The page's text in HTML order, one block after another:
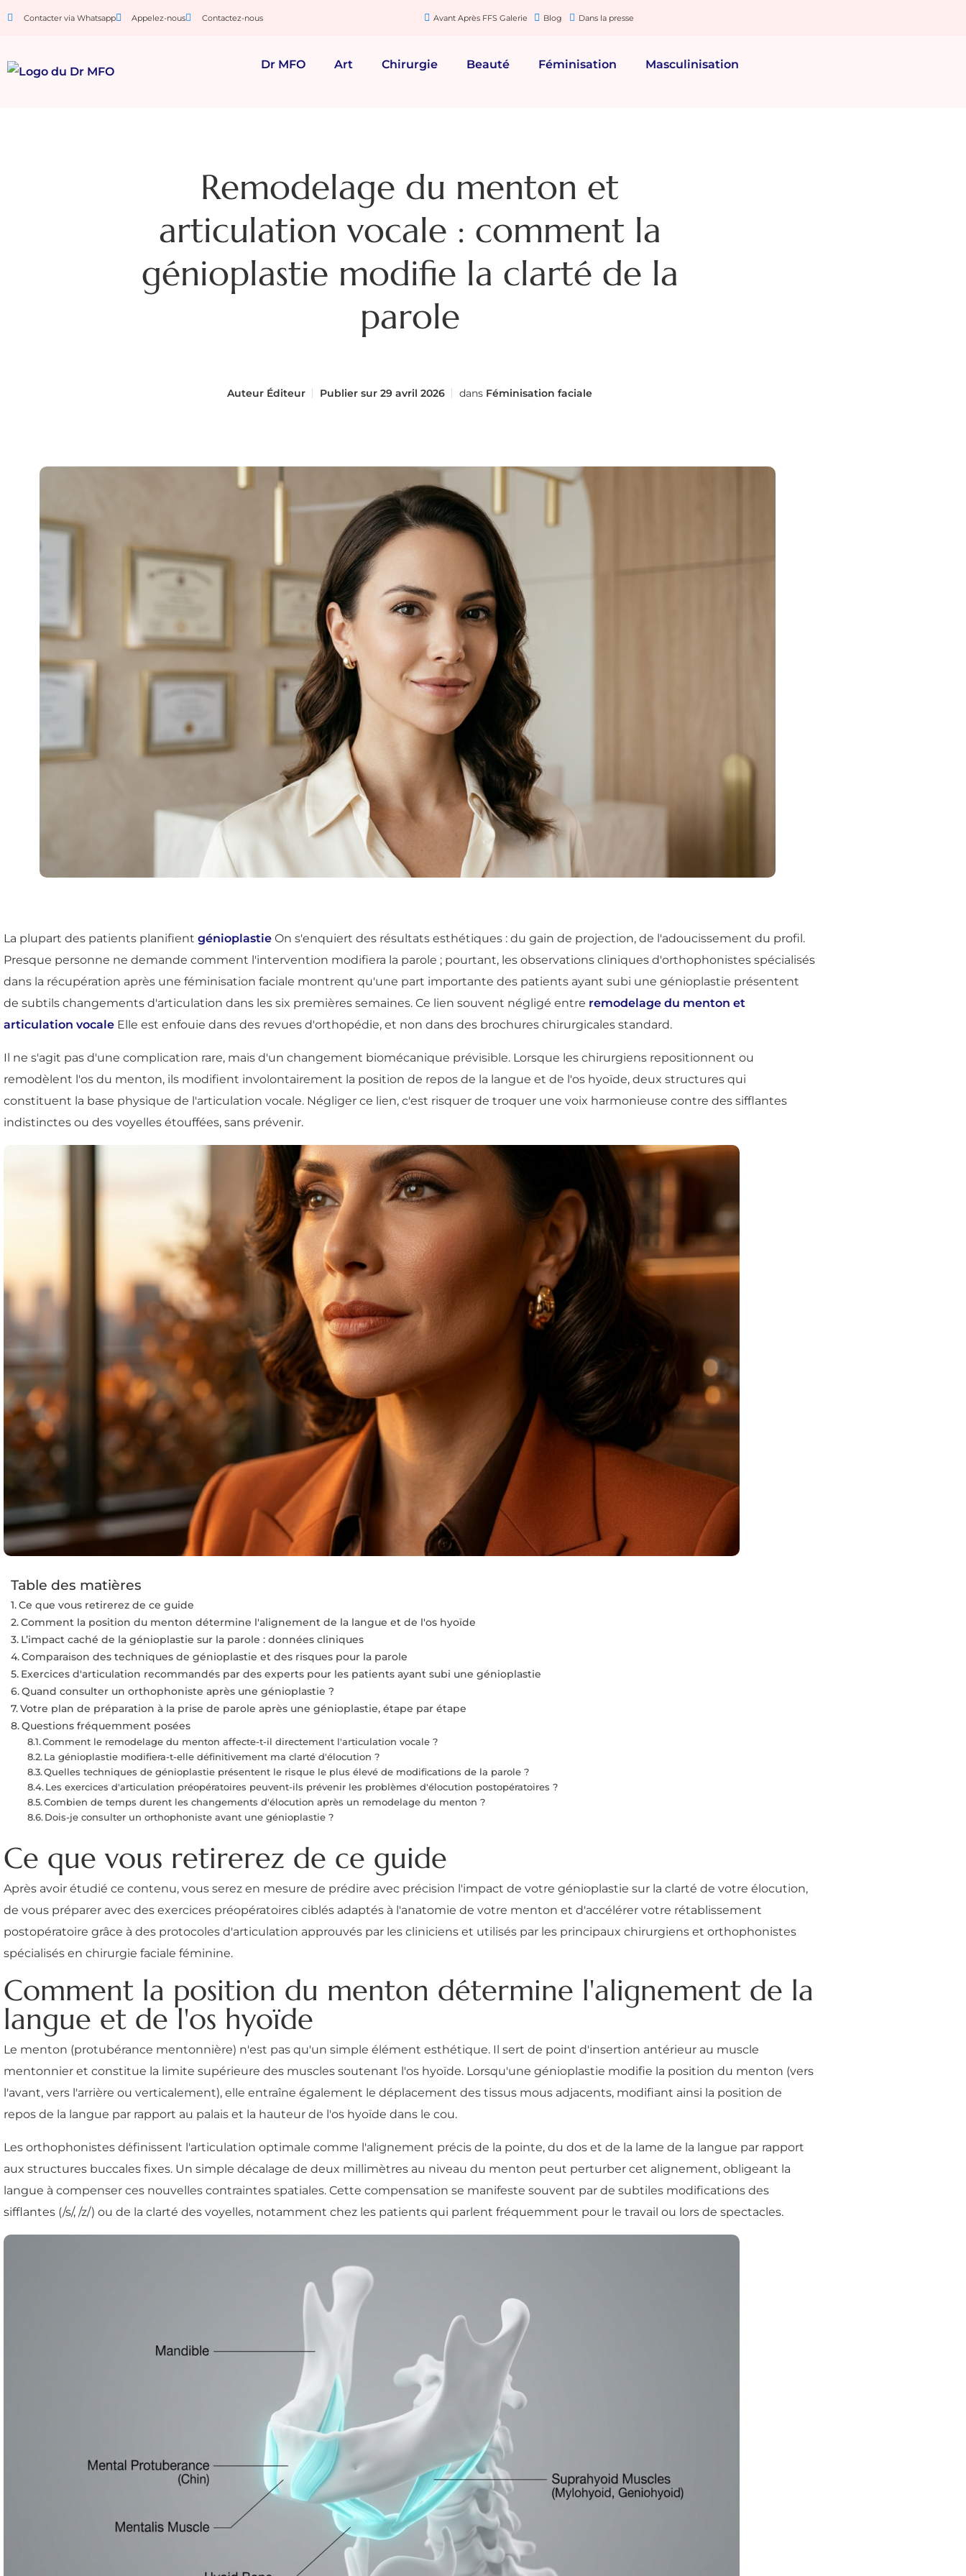
Contacter via Whatsapp Appelez-nous Contactez-nous Avant Après FFS Galerie Blog Dans la presse
Dr MFO Art Chirurgie Beauté Féminisation Masculinisation
Remodelage du menton et
articulation vocale : comment la
génioplastie modifie la clarté de la
parole
Auteur Éditeur Publier sur 29 avril 2026 dans Féminisation faciale
La plupart des patients planifient génioplastie On s'enquiert des résultats esthétiques : du gain de projection, de l'adoucissement du profil.
Presque personne ne demande comment l'intervention modifiera la parole ; pourtant, les observations cliniques d'orthophonistes spécialisés
dans la récupération après une féminisation faciale montrent qu'une part importante des patients ayant subi une génioplastie présentent
de subtils changements d'articulation dans les six premières semaines. Ce lien souvent négligé entre remodelage du menton et
articulation vocale Elle est enfouie dans des revues d'orthopédie, et non dans des brochures chirurgicales standard.
Il ne s'agit pas d'une complication rare, mais d'un changement biomécanique prévisible. Lorsque les chirurgiens repositionnent ou
remodèlent l'os du menton, ils modifient involontairement la position de repos de la langue et de l'os hyoïde, deux structures qui
constituent la base physique de l'articulation vocale. Négliger ce lien, c'est risquer de troquer une voix harmonieuse contre des sifflantes
indistinctes ou des voyelles étouffées, sans prévenir.
Table des matières
Ce que vous retirerez de ce guide
Comment la position du menton détermine l'alignement de la langue et de l'os hyoïde
L’impact caché de la génioplastie sur la parole : données cliniques
Comparaison des techniques de génioplastie et des risques pour la parole
Exercices d'articulation recommandés par des experts pour les patients ayant subi une génioplastie
Quand consulter un orthophoniste après une génioplastie ?
Votre plan de préparation à la prise de parole après une génioplastie, étape par étape
Questions fréquemment posées
Comment le remodelage du menton affecte-t-il directement l'articulation vocale ?
La génioplastie modifiera-t-elle définitivement ma clarté d'élocution ?
Quelles techniques de génioplastie présentent le risque le plus élevé de modifications de la parole ?
Les exercices d'articulation préopératoires peuvent-ils prévenir les problèmes d'élocution postopératoires ?
Combien de temps durent les changements d'élocution après un remodelage du menton ?
Dois-je consulter un orthophoniste avant une génioplastie ?
Ce que vous retirerez de ce guide
Après avoir étudié ce contenu, vous serez en mesure de prédire avec précision l'impact de votre génioplastie sur la clarté de votre élocution,
de vous préparer avec des exercices préopératoires ciblés adaptés à l'anatomie de votre menton et d'accélérer votre rétablissement
postopératoire grâce à des protocoles d'articulation approuvés par les cliniciens et utilisés par les principaux chirurgiens et orthophonistes
spécialisés en chirurgie faciale féminine.
Comment la position du menton détermine l'alignement de la
langue et de l'os hyoïde
Le menton (protubérance mentonnière) n'est pas qu'un simple élément esthétique. Il sert de point d'insertion antérieur au muscle
mentonnier et constitue la limite supérieure des muscles soutenant l'os hyoïde. Lorsqu'une génioplastie modifie la position du menton (vers
l'avant, vers l'arrière ou verticalement), elle entraîne également le déplacement des tissus mous adjacents, modifiant ainsi la position de
repos de la langue par rapport au palais et la hauteur de l'os hyoïde dans le cou.
Les orthophonistes définissent l'articulation optimale comme l'alignement précis de la pointe, du dos et de la lame de la langue par rapport
aux structures buccales fixes. Un simple décalage de deux millimètres au niveau du menton peut perturber cet alignement, obligeant la
langue à compenser ces nouvelles contraintes spatiales. Cette compensation se manifeste souvent par de subtiles modifications des
sifflantes (/s/, /z/) ou de la clarté des voyelles, notamment chez les patients qui parlent fréquemment pour le travail ou lors de spectacles.